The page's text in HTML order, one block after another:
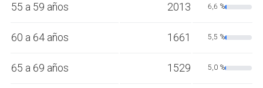
55 a 59 años 2013 6,6 %
60 a 64 años 1661 5,5 %
65 a 69 años 1529 5,0 %